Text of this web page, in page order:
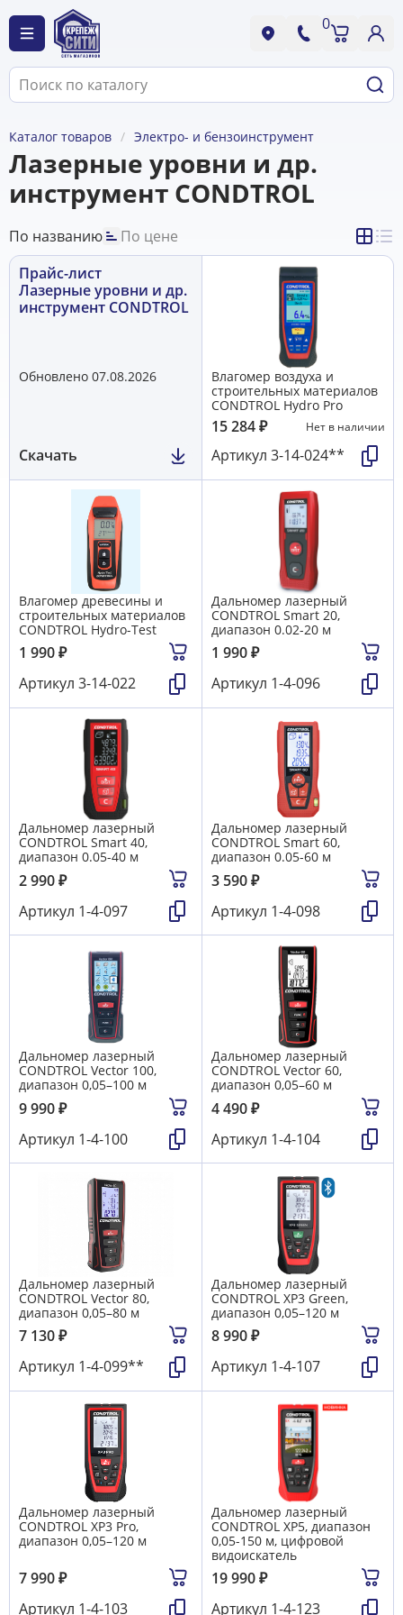
0
Каталог товаров Электро- и бензоинструмент
Лазерные уровни и др.
инструмент CONDTROL
По названию
По цене
Прайс-лист
Лазерные уровни и др.
инструмент CONDTROL
Обновлено 07.08.2026
Скачать
Влагомер воздуха и
строительных материалов
CONDTROL Hydro Pro
15 284₽ Нет в наличии
Артикул 3-14-024**
Влагомер древесины и
строительных материалов
CONDTROL Hydro-Test
1 990₽
Артикул 3-14-022
Дальномер лазерный
CONDTROL Smart 20,
диапазон 0.02-20 м
1 990₽
Артикул 1-4-096
Дальномер лазерный
CONDTROL Smart 40,
диапазон 0.05-40 м
2 990₽
Артикул 1-4-097
Дальномер лазерный
CONDTROL Smart 60,
диапазон 0.05-60 м
3 590₽
Артикул 1-4-098
Дальномер лазерный
CONDTROL Vector 100,
диапазон 0,05–100 м
9 990₽
Артикул 1-4-100
Дальномер лазерный
CONDTROL Vector 60,
диапазон 0,05–60 м
4 490₽
Артикул 1-4-104
Дальномер лазерный
CONDTROL Vector 80,
диапазон 0,05–80 м
7 130₽
Артикул 1-4-099**
Дальномер лазерный
CONDTROL XP3 Green,
диапазон 0,05–120 м
8 990₽
Артикул 1-4-107
Дальномер лазерный
CONDTROL XP3 Pro,
диапазон 0,05–120 м
7 990₽
Артикул 1-4-103
Дальномер лазерный
CONDTROL XP5, диапазон
0,05-150 м, цифровой
видоискатель
19 990₽
Артикул 1-4-123